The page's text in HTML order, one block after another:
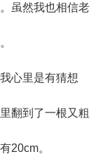
虽然我也相信老
心里是有猜想
翻到了一根又粗
20cm。